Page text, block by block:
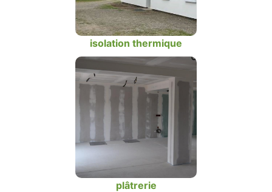
isolation thermique
plâtrerie